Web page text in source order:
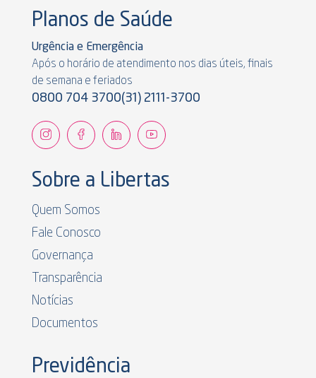
Planos de Saúde
Urgência e Emergência
Após o horário de atendimento nos dias úteis, finais
de semana e feriados
0800 704 3700(31) 2111-3700
Sobre a Libertas
Quem Somos
Fale Conosco
Governança
Transparência
Notícias
Documentos
Previdência